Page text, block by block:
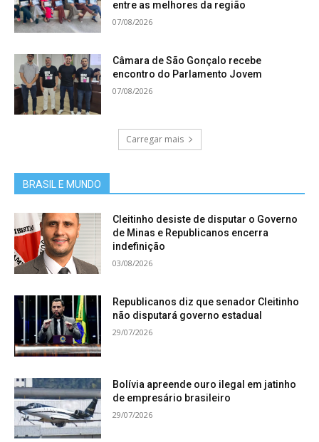
entre as melhores da região
07/08/2026
Câmara de São Gonçalo recebe
encontro do Parlamento Jovem
07/08/2026
Carregar mais
BRASIL E MUNDO
Cleitinho desiste de disputar o Governo
de Minas e Republicanos encerra
indefinição
03/08/2026
Republicanos diz que senador Cleitinho
não disputará governo estadual
29/07/2026
Bolívia apreende ouro ilegal em jatinho
de empresário brasileiro
29/07/2026